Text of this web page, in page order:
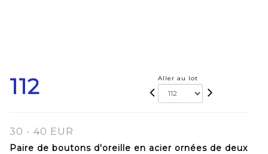
112 Aller au lot
30 - 40 EUR
Paire de boutons d'oreille en acier ornées de deux